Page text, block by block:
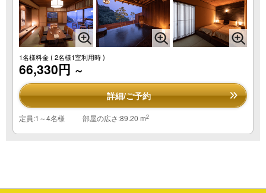
1名様料金( 2名様1室利用時 )
66,330円 ～
詳細/ご予約
定員:1～4名様 部屋の広さ:89.20 m2